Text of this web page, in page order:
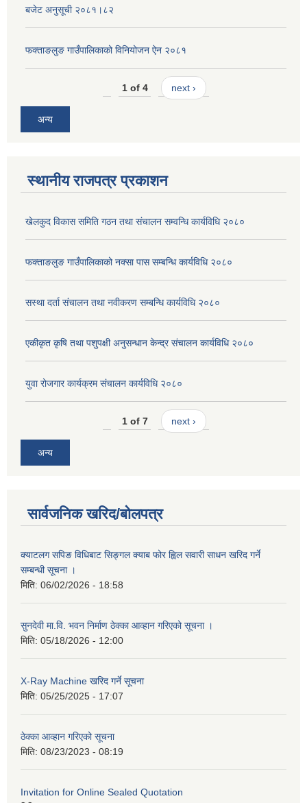
बजेट अनुसूची २०८१।८२
फक्ताङलुङ गाउँपालिकाको विनियोजन ऐन २०८१
1 of 4 next ›
अन्य
स्थानीय राजपत्र प्रकाशन
खेलकुद विकास समिति गठन तथा संचालन सम्वन्धि कार्यविधि २०८०
फक्ताङलुङ गाउँपालिकाको नक्सा पास सम्बन्धि कार्यविधि २०८०
सस्था दर्ता संचालन तथा नवीकरण सम्बन्धि कार्यविधि २०८०
एकीकृत कृषि तथा पशुपक्षी अनुसन्धान केन्द्र संचालन कार्यविधि २०८०
युवा रोजगार कार्यक्रम संचालन कार्यविधि २०८०
1 of 7 next ›
अन्य
सार्वजनिक खरिद/बोलपत्र
क्याटलग सपिङ विधिबाट सिङ्गल क्याब फोर ह्विल सवारी साधन खरिद गर्ने
सम्बन्धी सूचना ।
मिति: 06/02/2026 - 18:58
सुनदेवी मा.वि. भवन निर्माण ठेक्का आव्हान गरिएको सूचना ।
मिति: 05/18/2026 - 12:00
X-Ray Machine खरिद गर्ने सूचना
मिति: 05/25/2025 - 17:07
ठेक्का आव्हान गरिएको सूचना
मिति: 08/23/2023 - 08:19
Invitation for Online Sealed Quotation